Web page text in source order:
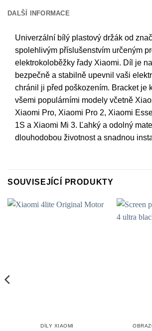
DALŠÍ INFORMACE
Univerzální bílý plastový držák od
spolehlivým příslušenstvím určeným
elektrokoloběžky řady Xiaomi. Díl je
bezpečně a stabilně upevnil vaši
chránil ji před poškozením. Bracket je
všemi populárními modely včetně
Xiaomi Pro, Xiaomi Pro 2, Xiaomi
1S a Xiaomi Mi 3. Ľahký a odolný
dlouhodobou životnost a snadnou
SOUVISEJÍCÍ PRODUKTY
DÍLY XIAOMI